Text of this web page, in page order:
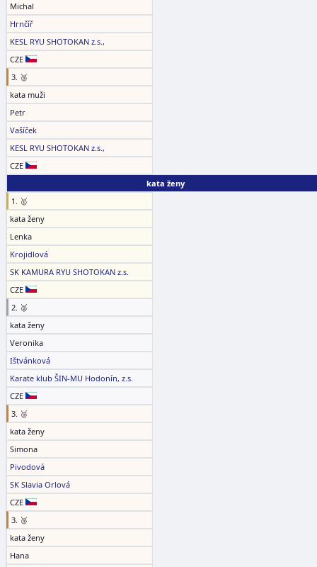
Michal
Hrnčíř
KESL RYU SHOTOKAN z.s.,
CZE
3. 🥉
kata muži
Petr
Vašíček
KESL RYU SHOTOKAN z.s.,
CZE
kata ženy
1. 🥇
kata ženy
Lenka
Krojidlová
SK KAMURA RYU SHOTOKAN z.s.
CZE
2. 🥈
kata ženy
Veronika
Ištvánková
Karate klub ŠIN-MU Hodonín, z.s.
CZE
3. 🥉
kata ženy
Simona
Pivodová
SK Slavia Orlová
CZE
3. 🥉
kata ženy
Hana